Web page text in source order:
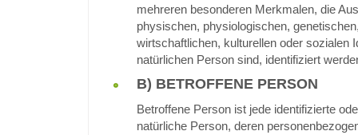
mehreren besonderen Merkmalen, die
physischen, physiologischen,
wirtschaftlichen, kulturellen oder sozialen
natürlichen Person sind, identifiziert
B) BETROFFENE PERSON
Betroffene Person ist jede identifizierte
natürliche Person, deren